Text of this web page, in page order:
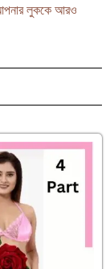
লুককে আরও